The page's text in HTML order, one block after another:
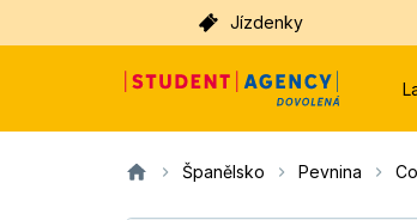
Jízdenky
Španělsko Pevnina